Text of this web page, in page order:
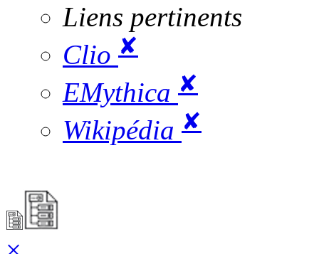
Liens pertinents
Clio ✘
EMythica ✘
Wikipédia ✘